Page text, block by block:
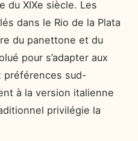
du XIXe siècle. Les
dans le Rio de la Plata
du panettone et du
pour s’adapter aux
préférences sud-
à la version italienne
privilégie la